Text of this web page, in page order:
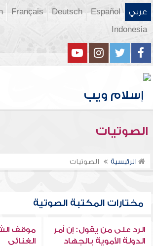
عربي Español
Deutsch
Français
Indonesia
الصوتيات
الرئيسية الصوتيات
مختارات المكتبة الصوتية
الرد على من يقول: إن أمر
الدولة الأموية بالجهاد
موقف
الغنائي